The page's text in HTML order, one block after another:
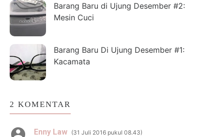
Barang Baru di Ujung Desember #2:
Mesin Cuci
Barang Baru Di Ujung Desember #1:
Kacamata
2 KOMENTAR
Enny Law 31 Juli 2016 pukul 08.43